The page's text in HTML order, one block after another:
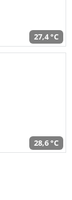
27,4 °C
28,6 °C